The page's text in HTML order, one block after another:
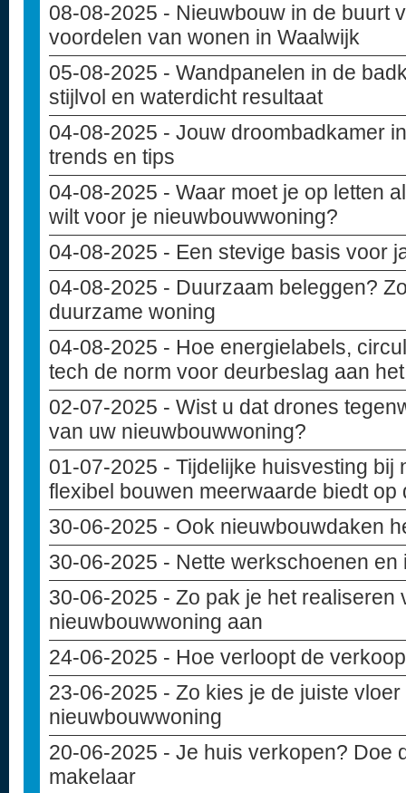
08-08-2025 - Nieuwbouw in de buurt
voordelen van wonen in Waalwijk
05-08-2025 - Wandpanelen in de
stijlvol en waterdicht resultaat
04-08-2025 - Jouw droombadkamer
trends en tips
04-08-2025 - Waar moet je op letten
wilt voor je nieuwbouwwoning?
04-08-2025 - Een stevige basis voor
04-08-2025 - Duurzaam beleggen?
duurzame woning
04-08-2025 - Hoe energielabels,
tech de norm voor deurbeslag aan
02-07-2025 - Wist u dat drones
van uw nieuwbouwwoning?
01-07-2025 - Tijdelijke huisvesting bij
flexibel bouwen meerwaarde biedt op
30-06-2025 - Ook nieuwbouwdaken
30-06-2025 - Nette werkschoenen
30-06-2025 - Zo pak je het realiseren
nieuwbouwwoning aan
24-06-2025 - Hoe verloopt de
23-06-2025 - Zo kies je de juiste
nieuwbouwwoning
20-06-2025 - Je huis verkopen? Doe
makelaar